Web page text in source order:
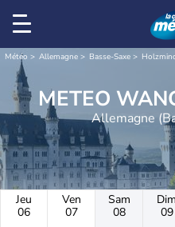
Météo Allemagne Basse-Saxe
METEO
Allemagne
Jeu
06
Ven
07
Sam
08
Dim
09